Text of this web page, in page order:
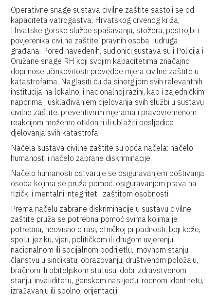
Operativne snage sustava civilne zaštite sastoji se od
kapaciteta vatrogastva, Hrvatskog crvenog križa,
Hrvatske gorske službe spašavanja, stožera, postrojbi i
povjerenika civilne zaštite, pravnih osoba i udruga
građana. Pored navedenih, sudionici sustava su i Policija i
Oružane snage RH koji svojim kapacitetima značajno
doprinose učinkovitosti provedbe mjera civilne zaštite u
katastrofama. Naglasiti ću da sinergijom svih relevantnih
institucija na lokalnoj i nacionalnoj razini, kao i zajedničkim
naporima i usklađivanjem djelovanja svih službi u sustavu
civilne zaštite, preventivnim mjerama i pravovremenom
reakcijom možemo otkloniti ili ublažiti posljedice
djelovanja svih katastrofa.
Načela sustava civilne zaštite su opća načela: načelo
humanosti i načelo zabrane diskriminacije.
Načelo humanosti ostvaruje se osiguravanjem poštivanja
osoba kojima se pruža pomoć, osiguravanjem prava na
fizički i mentalni integritet i zaštitom osobnosti.
Prema načelu zabrane diskriminacije u sustavu civilne
zaštite pruža se potrebna pomoć svima kojima je
potrebna, neovisno o rasi, etničkoj pripadnosti, boji kože,
spolu, jeziku, vjeri, političkom ili drugom uvjerenju,
nacionalnom ili socijalnom podrijetlu, imovnom stanju,
članstvu u sindikatu, obrazovanju, društvenom položaju,
bračnom ili obiteljskom statusu, dobi, zdravstvenom
stanju, invaliditetu, genskom naslijeđu, rodnom identitetu,
izražavanju ili spolnoj orijentaciji.